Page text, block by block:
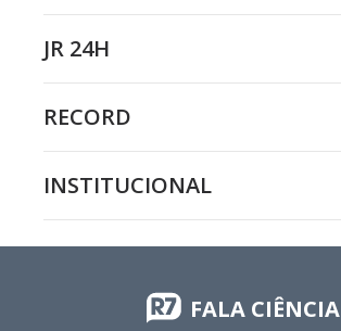
JR 24H
RECORD
INSTITUCIONAL
FALA CIÊNCIA